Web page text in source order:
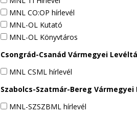
MNL CO:OP hírlevél
MNL-OL Kutató
MNL-OL Könyvtáros
Csongrád-Csanád Vármegyei
MNL CSML hírlevél
Szabolcs-Szatmár-Bereg
MNL-SZSZBML hírlevél